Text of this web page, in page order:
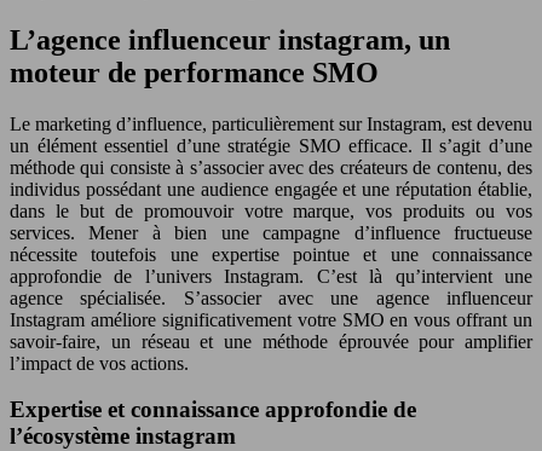
L’agence influenceur instagram, un
moteur de performance SMO
Le marketing d’influence, particulièrement sur Instagram, est devenu
un élément essentiel d’une stratégie SMO efficace. Il s’agit d’une
méthode qui consiste à s’associer avec des créateurs de contenu, des
individus possédant une audience engagée et une réputation établie,
dans le but de promouvoir votre marque, vos produits ou vos
services. Mener à bien une campagne d’influence fructueuse
nécessite toutefois une expertise pointue et une connaissance
approfondie de l’univers Instagram. C’est là qu’intervient une
agence spécialisée. S’associer avec une agence influenceur
Instagram améliore significativement votre SMO en vous offrant un
savoir-faire, un réseau et une méthode éprouvée pour amplifier
l’impact de vos actions.
Expertise et connaissance approfondie de
l’écosystème instagram